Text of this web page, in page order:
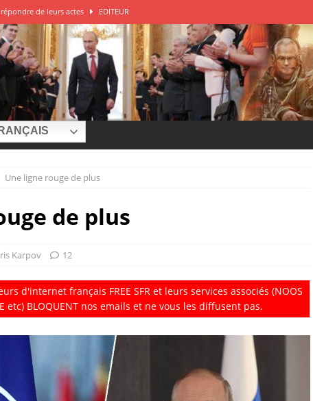
de leurs actes EDITEUR
EDITEUR
EDITEUR
EDITEUR
Une ligne rouge de plus
de plus
Karpov 12
d'internet français FREE SFR et leurs services associés (NOOS
etc) BLOQUENT nos emails et ne vous les diffusent pas.